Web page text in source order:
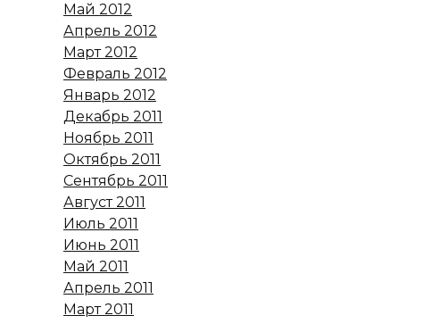
Май 2012
Апрель 2012
Март 2012
Февраль 2012
Январь 2012
Декабрь 2011
Ноябрь 2011
Октябрь 2011
Сентябрь 2011
Август 2011
Июль 2011
Июнь 2011
Май 2011
Апрель 2011
Март 2011